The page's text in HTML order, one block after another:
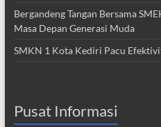
Bergandeng Tangan Bersama
Masa Depan Generasi Muda
SMKN 1 Kota Kediri Pacu
Pusat Informasi